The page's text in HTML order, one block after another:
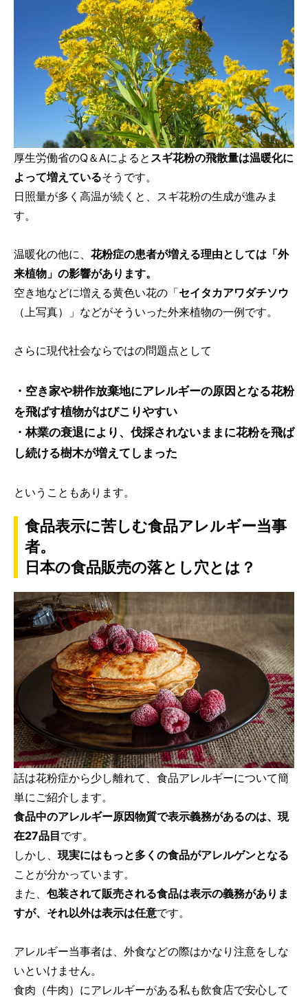
厚生労働省のQ＆Aによると スギ花粉の飛散量は温暖化に
よって増えているそうです。
日照量が多く高温が続くと、スギ花粉の生成が進みま
す。
温暖化の他に、 花粉症の患者が増える理由としては「外
来植物」の影響があります。
空き地などに増える黄色い花の「セイタカアワダチソウ
（上写真）」などがそういった外来植物の一例です。
さらに現代社会ならではの問題点として
・空き家や耕作放棄地にアレルギーの原因となる花粉
を飛ばす植物がはびこりやすい
・林業の衰退により、伐採されないままに花粉を飛ば
し続ける樹木が増えてしまった
ということもあります。
食品表示に苦しむ食品アレルギー当事
者。
日本の食品販売の落とし穴とは？
話は花粉症から少し離れて、食品アレルギーについて簡
単にご紹介します。
食品中のアレルギー原因物質で表示義務があるのは、現
在27品目です。
しかし、 現実にはもっと多くの食品がアレルゲンとなる
ことが分かっています。
また、 包装されて販売される食品は表示の義務がありま
すが、それ以外は表示は任意です。
アレルギー当事者は、外食などの際はかなり注意をしな
いといけません。
食肉（牛肉）にアレルギーがある私も飲食店で安心して